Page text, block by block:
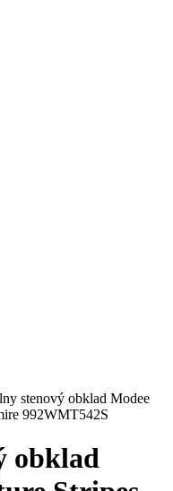
stenový obklad Modee
992WMT542S
obklad